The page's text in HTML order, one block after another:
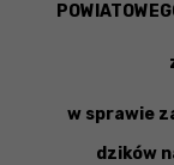
w sprawie
dzików